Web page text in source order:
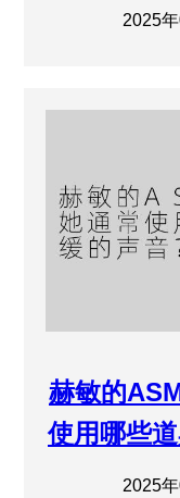
2025
赫敏的
使用哪些
2025